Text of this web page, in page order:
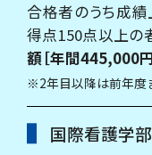
合格者のうち成
得点150点以上の
額［年間445,000
※2年目以降は前年度
国際看護学部